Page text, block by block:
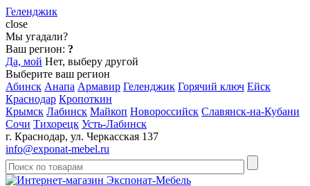
Геленджик
close
Мы угадали?
Ваш регион: ?
Да, мой Нет, выберу другой
Выберите ваш регион
Абинск Анапа Армавир Геленджик Горячий ключ Ейск
Краснодар Кропоткин
Крымск Лабинск Майкоп Новороссийск Славянск-на-Кубани
Сочи Тихорецк Усть-Лабинск
г. Краснодар, ул. Черкасская 137
info@exponat-mebel.ru